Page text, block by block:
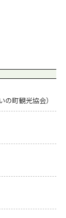
町観光協会）